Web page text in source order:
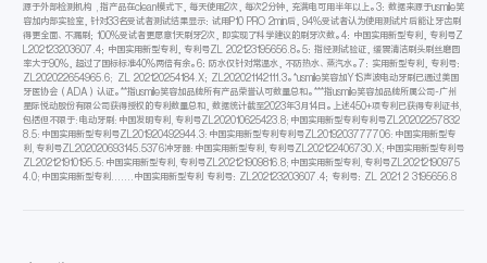
源于外部检测机构 ,指产品在clean模式下，每天使用2次，每次2分钟，充满电可用半年以上。3：数据来源于usmile笑
容加内部实验室，针对33名受试者测试结果显示：试用P10 PRO 2min后，94%受试者认为使用测试片后能让牙齿刷
得更全面、不漏刷；100%受试者更愿意1天刷牙2次，即实现了科学建议的刷牙次数。4：中国实用新型专利，专利号Z
L202123203607.4；中国实用新型专利，专利号ZL 202123195656.8。5：指经测试验证，缓震清洁刷头刷丝磨圆
率大于90%，超过了国标标准40%两倍有余。6：防水仅针对常温水，不防热水、蒸汽水。7：实用新型专利，专利号：
ZL202022654965.6; ZL 202120254184.X；ZL202021142111.3。*usmile笑容加Y1S声波电动牙刷已通过美国
牙医协会（ADA）认证。**指usmile笑容加品牌所有产品荣誉认可数量总和。***指usmile笑容加品牌所属公司-广州
星际悦动股份有限公司获得授权的专利数量总和，数据统计截至2023年3月14日。上述450+项专利已获得专利证书,
包括但不限于:电动牙刷:中国发明专利,专利号ZL202010625423.8;中国实用新型专利专利号ZL20202257832
8.5:中国实用新型专利号ZL201920492944.3:中国实用新型专利专利号ZL2019203777706:中国实用新型专
利,专利号ZL202020693145.5376冲牙器:中国实用新型专利,专利号ZL202122406730.X;中国实用新型专利号
ZL202121910195.5:中国实用新型专利,专利号ZL202121909816.8;中国实用新型专利,专利号ZL20212190975
4.0;中国实用新型专利.......中国实用新型专利 专利号：ZL202123203607.4；专利号：ZL 2021 2 3195656.8